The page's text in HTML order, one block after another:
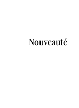
Nouveauté